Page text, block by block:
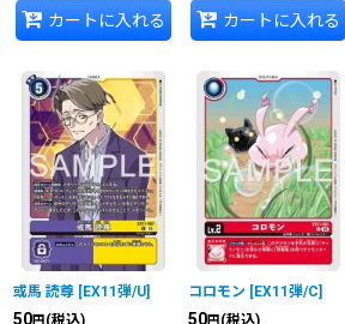
カートに入れる カートに入れる
或馬 読尊 [EX11弾/U]
50 (税込)
コロモン [EX11弾/C]
50 (税込)